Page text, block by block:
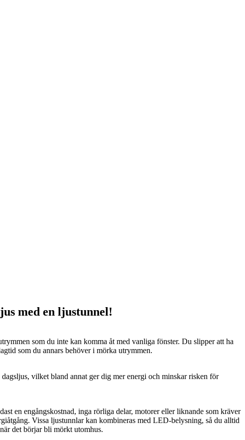
med en ljustunnel!
som du inte kan komma åt med vanliga fönster. Du slipper att ha
som du annars behöver i mörka utrymmen.
vilket bland annat ger dig mer energi och minskar risken för
en engångskostnad, inga rörliga delar, motorer eller liknande som kräver
Vissa ljustunnlar kan kombineras med LED-belysning, så du alltid
det börjar bli mörkt utomhus.